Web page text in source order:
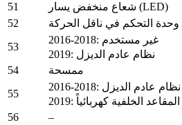
51
شعاع منخفض يسار (LED)
52
التحكم في ناقل الحركة
53
2016-2018: غير مستخدم
2019: نظام عادم الديزل
54
ممسحة
55
2016-2018: نظام عادم الديزل
طي المقاعد الخلفية كهربائياً
56
–